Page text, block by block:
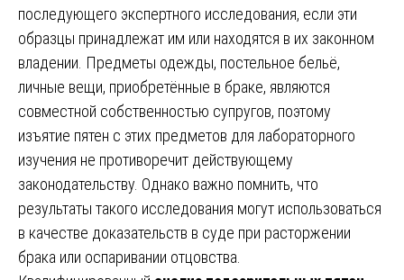
последующего экспертного исследования, если эти
образцы принадлежат им или находятся в их законном
владении. Предметы одежды, постельное бельё,
личные вещи, приобретённые в браке, являются
совместной собственностью супругов, поэтому
изъятие пятен с этих предметов для лабораторного
изучения не противоречит действующему
законодательству. Однако важно помнить, что
результаты такого исследования могут использоваться
в качестве доказательств в суде при расторжении
брака или оспаривании отцовства.